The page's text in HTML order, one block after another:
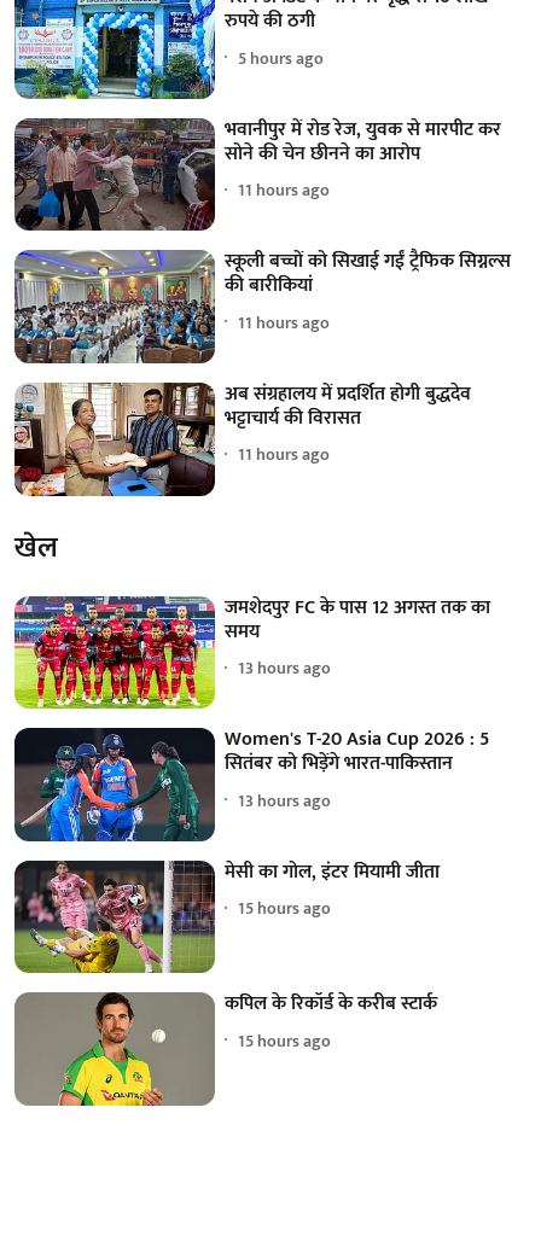
रुपये की ठगी
5 hours ago
भवानीपुर में रोड रेज, युवक से मारपीट कर
सोने की चेन छीनने का आरोप
11 hours ago
स्कूली बच्चों को सिखाई गईं ट्रैफिक सिग्नल्स
की बारीकियां
11 hours ago
अब संग्रहालय में प्रदर्शित होगी बुद्धदेव
भट्टाचार्य की विरासत
11 hours ago
खेल
जमशेदपुर FC के पास 12 अगस्त तक का
समय
13 hours ago
Women's T-20 Asia Cup 2026 : 5
सितंबर को भिड़ेंगे भारत-पाकिस्तान
13 hours ago
मेसी का गोल, इंटर मियामी जीता
15 hours ago
कपिल के रिकॉर्ड के करीब स्टार्क
15 hours ago